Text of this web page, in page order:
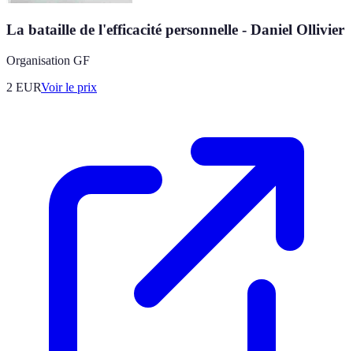
La bataille de l'efficacité personnelle - Daniel Ollivier
Organisation GF
2 EURVoir le prix